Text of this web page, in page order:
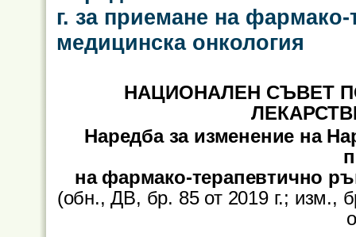
г. за приемане на
медицинска онкология
НАЦИОНАЛЕН СЪВЕТ
Наредба за изменение на
на фармако-терапевтично
(обн., ДВ, бр. 85 от 2019 г.; изм.,